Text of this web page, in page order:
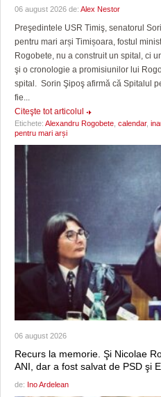
06 august 2026 de: Alex Nestor
Preşedintele USR Timiş, senatorul
pentru mari arși Timișoara, fostul
Rogobete, nu a construit un spital, ci
şi o cronologie a promisiunilor lui
spital. Sorin Şipoş afirmă că Spitalul
fie...
Citeşte tot articolul
Etichete: Alexandru Rogobete calendar,
pentru mari arși
06 august 2026
Recurs la memorie. Şi Nicolae
ANI, dar a fost salvat de PSD şi
de: Ino Ardelean